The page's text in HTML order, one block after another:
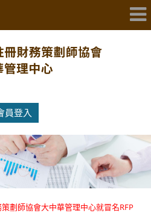
員登入
劃師協會大中華管理中心就冒名RFP